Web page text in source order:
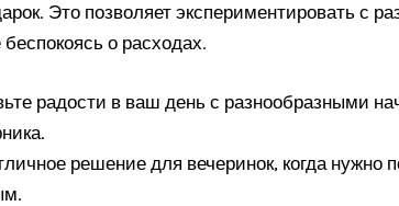
Это позволяет экспериментировать с
о расходах.
радости в ваш день с разнообразными
решение для вечеринок, когда нужно